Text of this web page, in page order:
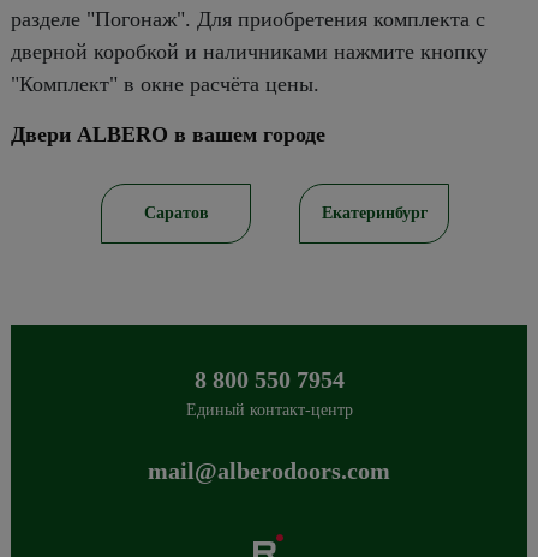
разделе "Погонаж". Для приобретения комплекта с
дверной коробкой и наличниками нажмите кнопку
"Комплект" в окне расчёта цены.
Двери ALBERO в вашем городе
Саратов Екатеринбург
8 800 550 7954
Единый контакт-центр
mail@alberodoors.com